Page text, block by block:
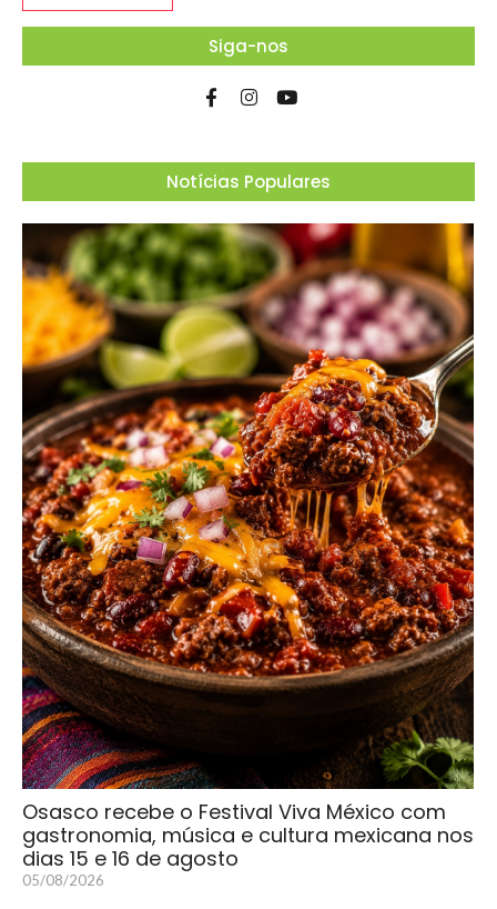
Siga-nos
Notícias Populares
Osasco recebe o Festival Viva México com
gastronomia, música e cultura mexicana nos
dias 15 e 16 de agosto
05/08/2026